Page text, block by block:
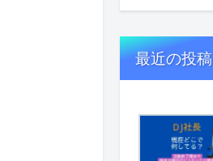
最近の投稿